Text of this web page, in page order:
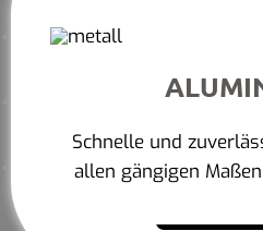
Schnelle und
allen gängigen